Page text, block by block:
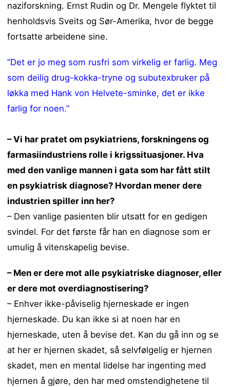
naziforskning. Ernst Rudin og Dr. Mengele flyktet til
henholdsvis Sveits og Sør-Amerika, hvor de begge
fortsatte arbeidene sine.
”Det er jo meg som rusfri som virkelig er farlig. Meg
som deilig drug-kokka-tryne og subutexbruker på
løkka med Hank von Helvete-sminke, det er ikke
farlig for noen.”
– Vi har pratet om psykiatriens, forskningens og
farmasiindustriens rolle i krigssituasjoner. Hva
med den vanlige mannen i gata som har fått stilt
en psykiatrisk diagnose? Hvordan mener dere
industrien spiller inn her?
– Den vanlige pasienten blir utsatt for en gedigen
svindel. For det første får han en diagnose som er
umulig å vitenskapelig bevise.
– Men er dere mot alle psykiatriske diagnoser, eller
er dere mot overdiagnostisering?
– Enhver ikke-påviselig hjerneskade er ingen
hjerneskade. Du kan ikke si at noen har en
hjerneskade, uten å bevise det. Kan du gå inn og se
at her er hjernen skadet, så selvfølgelig er hjernen
skadet, men en mental lidelse har ingenting med
hjernen å gjøre, den har med omstendighetene til